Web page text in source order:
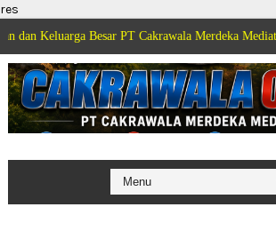
res
Besar PT Cakrawala Merdeka Mediatama